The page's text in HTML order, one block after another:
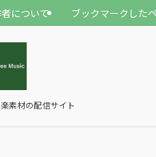
素材の配信サイト
について ブックマークした